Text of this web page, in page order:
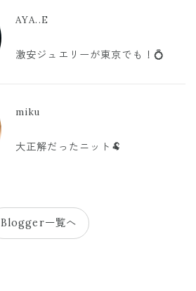
AYA..E
激安ジュエリーが東京でも！💍
miku
大正解だったニット🐏
Blogger一覧へ